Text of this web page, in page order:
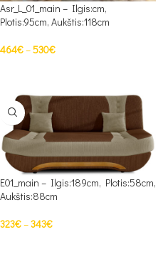
Asr_L_01_main – Ilgis:cm,
Plotis:95cm, Aukštis:118cm
464€–530€
E01_main – Ilgis:189cm, Plotis:58cm,
Aukštis:88cm
323€–343€